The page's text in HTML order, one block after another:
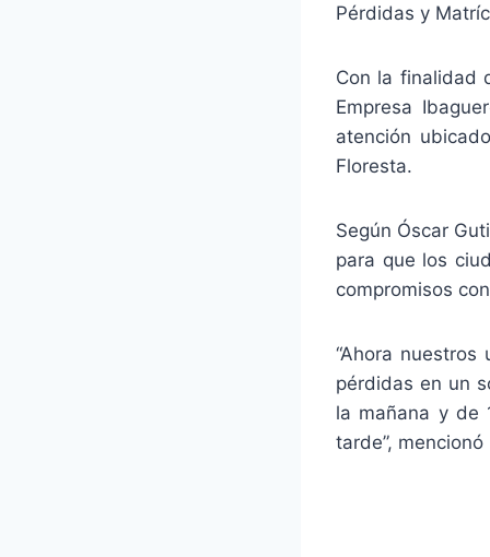
Pérdidas y
Con la finalidad
Empresa
atención
Floresta.
Según Óscar
para que los
compromisos
“Ahora
pérdidas en un
la mañana y de
tarde”,